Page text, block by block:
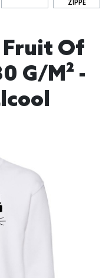
ZIPPÉ
Fruit Of
G/m² -